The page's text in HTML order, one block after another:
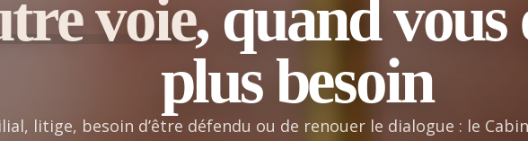
voie, quand vous
plus besoin
litige, besoin d’être défendu ou de renouer le dialogue : le